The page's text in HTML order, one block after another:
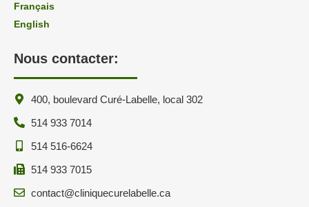
Français
English
Nous contacter:
400, boulevard Curé-Labelle, local 302
514 933 7014
514 516-6624
514 933 7015
contact@cliniquecurelabelle.ca